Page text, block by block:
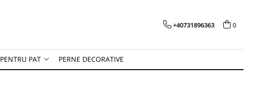
+40731896363 0
PENTRU PAT PERNE DECORATIVE